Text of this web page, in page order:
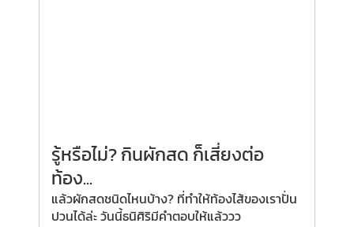
รู้หรือไม่? กินผักสด ก็เสี่ยงต่อ
ท้อง...
แล้วผักสดชนิดไหนบ้าง? ที่ทำให้ท้องไส้ของเราปั่น
ปวนได้ล่ะ วันนี้ธนิศิริมีคำตอบให้แล้ววว